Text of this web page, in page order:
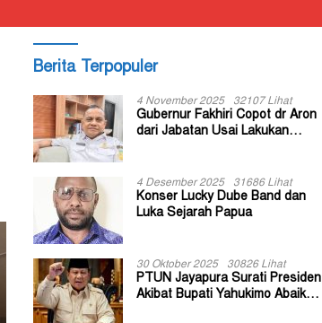
Berita Terpopuler
4 November 2025 32107 Lihat
Gubernur Fakhiri Copot dr Aron
dari Jabatan Usai Lakukan
4 Desember 2025 31686 Lihat
Konser Lucky Dube Band dan
Luka Sejarah Papua
30 Oktober 2025 30826 Lihat
PTUN Jayapura Surati Presiden
Akibat Bupati Yahukimo Abaikan